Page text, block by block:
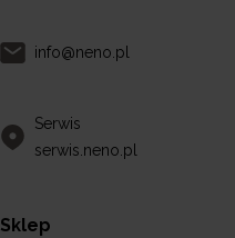
info@neno.pl
Serwis
serwis.neno.pl
Sklep